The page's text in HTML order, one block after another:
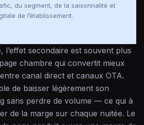
du segment, de la saisonnalité et
de l’établissement.
l’effet secondaire est souvent plus
chambre qui convertit mieux
canal direct et canaux OTA.
de baisser légèrement son
sans perdre de volume — ce qui à
de la marge sur chaque nuitée. Le